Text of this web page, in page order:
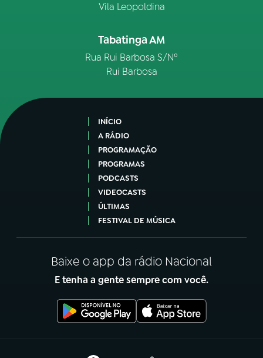
Vila Leopoldina
Tabatinga AM
Rua Rui Barbosa S/Nº
Rui Barbosa
INÍCIO
A RÁDIO
PROGRAMAÇÃO
PROGRAMAS
PODCASTS
VIDEOCASTS
ÚLTIMAS
FESTIVAL DE MÚSICA
Baixe o app da rádio Nacional
E tenha a gente sempre com você.